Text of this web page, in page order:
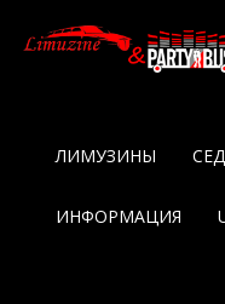
ЛИМУЗИНЫ
ИНФОРМАЦИЯ